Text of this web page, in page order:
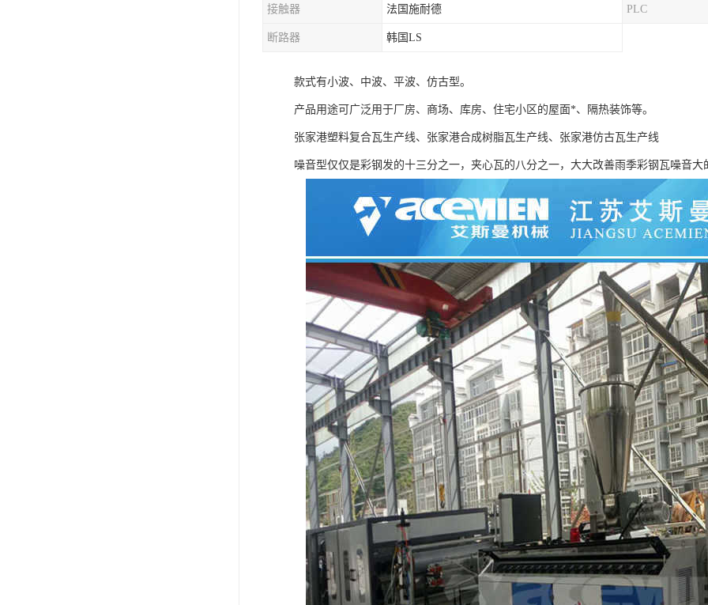
接触器 法国施耐德 PLC
断路器 韩国LS
款式有小波、中波、平波、仿古型。
产品用途可广泛用于厂房、商场、库房、住宅小区的屋面*、隔热装饰等。
张家港塑料复合瓦生产线、张家港合成树脂瓦生产线、张家港仿古瓦生产线
噪音型仅仅是彩钢发的十三分之一，夹心瓦的八分之一，大大改善雨季彩钢瓦噪音大